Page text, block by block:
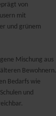
von
mit
und grünem
Mischung aus
Bewohnern.
Bedarfs wie
und